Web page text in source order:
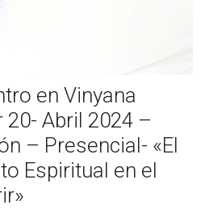
en Vinyana
Abril 2024 –
– Presencial- «El
Espiritual en el